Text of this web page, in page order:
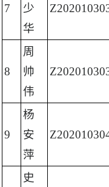
7
少
华
8
周
帅
伟
9
杨
安
萍
史